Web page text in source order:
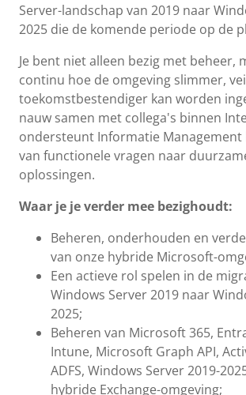
Server-landschap van 2019 naar
2025 die de komende periode op de
Je bent niet alleen bezig met beheer,
continu hoe de omgeving slimmer,
toekomstbestendiger kan worden
nauw samen met collega's binnen
ondersteunt Informatie Management
van functionele vragen naar
oplossingen.
Waar je je verder mee bezighoudt:
Beheren, onderhouden en
van onze hybride Microsoft-
Een actieve rol spelen in de
Windows Server 2019 naar
2025;
Beheren van Microsoft 365,
Intune, Microsoft Graph API,
ADFS, Windows Server 2019-
hybride Exchange-omgeving;